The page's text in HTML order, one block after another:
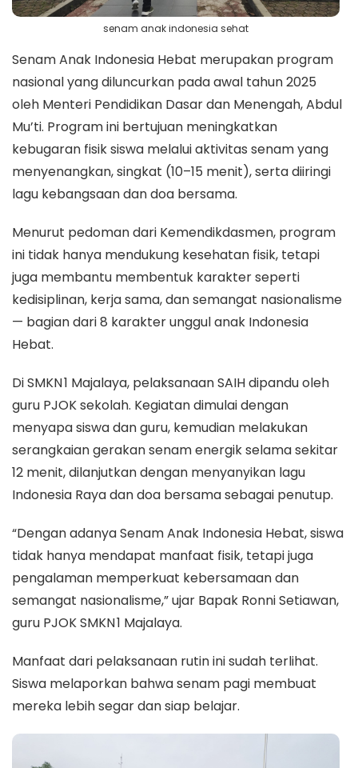
senam anak indonesia sehat
Senam Anak Indonesia Hebat merupakan program
nasional yang diluncurkan pada awal tahun 2025
oleh Menteri Pendidikan Dasar dan Menengah, Abdul
Mu’ti. Program ini bertujuan meningkatkan
kebugaran fisik siswa melalui aktivitas senam yang
menyenangkan, singkat (10–15 menit), serta diiringi
lagu kebangsaan dan doa bersama.
Menurut pedoman dari Kemendikdasmen, program
ini tidak hanya mendukung kesehatan fisik, tetapi
juga membantu membentuk karakter seperti
kedisiplinan, kerja sama, dan semangat nasionalisme
— bagian dari 8 karakter unggul anak Indonesia
Hebat.
Di SMKN 1 Majalaya, pelaksanaan SAIH dipandu oleh
guru PJOK sekolah. Kegiatan dimulai dengan
menyapa siswa dan guru, kemudian melakukan
serangkaian gerakan senam energik selama sekitar
12 menit, dilanjutkan dengan menyanyikan lagu
Indonesia Raya dan doa bersama sebagai penutup.
“Dengan adanya Senam Anak Indonesia Hebat, siswa
tidak hanya mendapat manfaat fisik, tetapi juga
pengalaman memperkuat kebersamaan dan
semangat nasionalisme,” ujar Bapak Ronni Setiawan,
guru PJOK SMKN 1 Majalaya.
Manfaat dari pelaksanaan rutin ini sudah terlihat.
Siswa melaporkan bahwa senam pagi membuat
mereka lebih segar dan siap belajar.